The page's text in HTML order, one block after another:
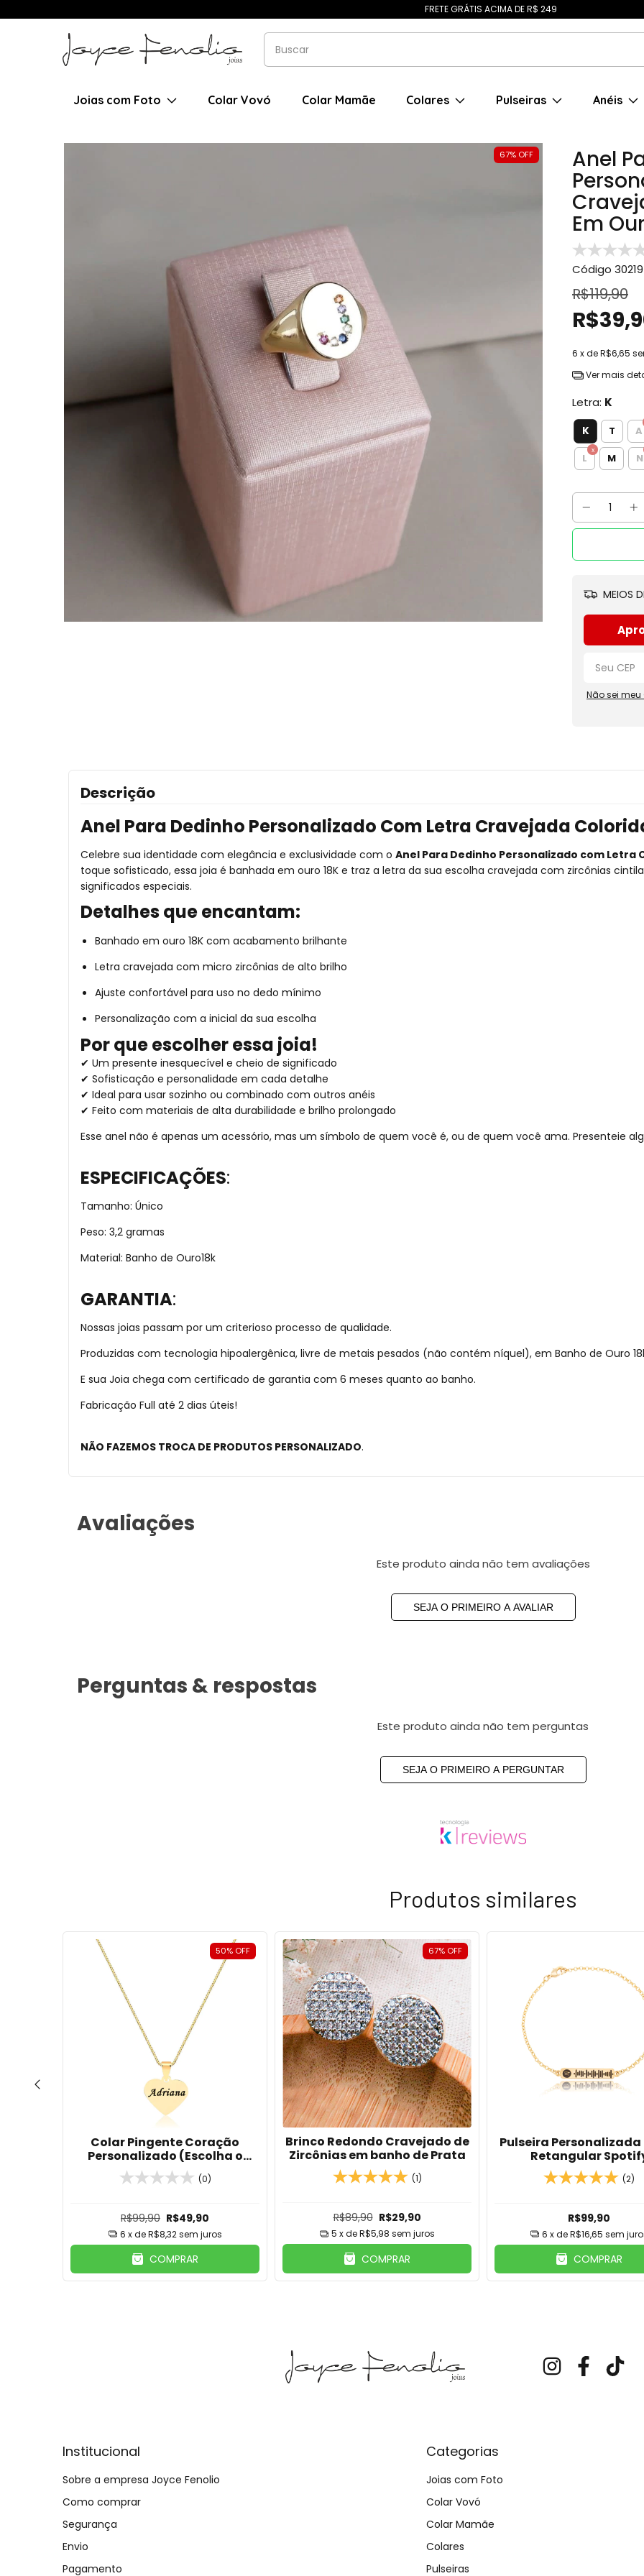
FRETE GRÁTIS ACIMA DE R$ 249
Joias com Foto Colar Vovó Colar Mamãe Colares Pulseiras Anéis
67% OFF Anel
Em
Código
R$119,90
6 x deR$6,65
Ver mais
Letra: K
K T
A
L
M N
MEIOS
Não sei meu
Descrição
Anel Para Dedinho Personalizado Com Letra Cravejada
Celebre sua identidade com elegância e exclusividade com o Anel Para Dedinho Personalizado com Letra
toque sofisticado, essa joia é banhada em ouro 18K e traz a letra da sua escolha cravejada com zircônias
significados especiais.
Detalhes que encantam:
Banhado em ouro 18K com acabamento brilhante
Letra cravejada com micro zircônias de alto brilho
Ajuste confortável para uso no dedo mínimo
Personalização com a inicial da sua escolha
Por que escolher essa joia!
✔ Um presente inesquecível e cheio de significado
✔ Sofisticação e personalidade em cada detalhe
✔ Ideal para usar sozinho ou combinado com outros anéis
✔ Feito com materiais de alta durabilidade e brilho prolongado
Esse anel não é apenas um acessório, mas um símbolo de quem você é, ou de quem você ama. Presenteie
ESPECIFICAÇÕES:
Tamanho: Único
Peso: 3,2 gramas
Material: Banho de Ouro18k
GARANTIA:
Nossas joias passam por um criterioso processo de qualidade.
Produzidas com tecnologia hipoalergênica, livre de metais pesados (não contém níquel), em Banho de Ouro
E sua Joia chega com certificado de garantia com 6 meses quanto ao banho.
Fabricação Full até 2 dias úteis!
NÃO FAZEMOS TROCA DE PRODUTOS PERSONALIZADO.
Avaliações
Este produto ainda não tem avaliações
SEJA O PRIMEIRO A AVALIAR
Perguntas & respostas
Este produto ainda não tem perguntas
SEJA O PRIMEIRO A PERGUNTAR
Produtos similares
50% OFF
Colar Pingente Coração
Personalizado (Escolha o
Banho)
(0)
R$99,90 R$49,90
6 x deR$8,32 sem juros
COMPRAR
67% OFF
Brinco Redondo Cravejado de
Zircônias em banho de Prata
(1)
R$89,90 R$29,90
5 x deR$5,98 sem juros
COMPRAR
Pulseira Personalizada
Retangular
(2)
R$99,90
6 x deR$16,65 sem
COMPRAR
Institucional
Sobre a empresa Joyce Fenolio
Como comprar
Segurança
Envio
Pagamento
Categorias
Joias com Foto
Colar Vovó
Colar Mamãe
Colares
Pulseiras